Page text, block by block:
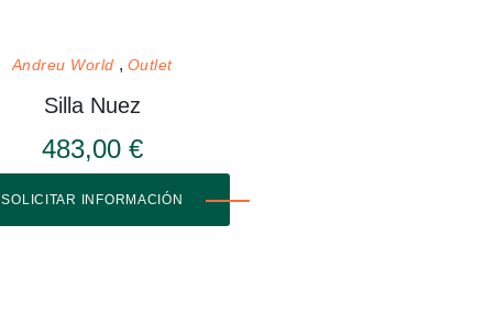
Andreu World Outlet
Silla Nuez
483,00 €
SOLICITAR INFORMACIÓN